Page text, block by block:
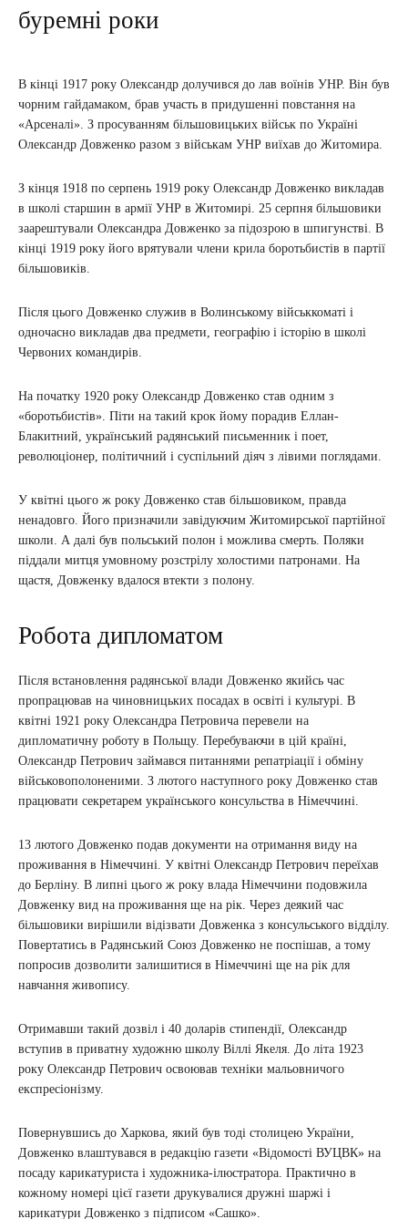
буремні роки
В кінці 1917 року Олександр долучився до лав воїнів УНР. Він був
чорним гайдамаком, брав участь в придушенні повстання на
«Арсеналі». З просуванням більшовицьких військ по Україні
Олександр Довженко разом з військам УНР виїхав до Житомира.
З кінця 1918 по серпень 1919 року Олександр Довженко викладав
в школі старшин в армії УНР в Житомирі. 25 серпня більшовики
заарештували Олександра Довженко за підозрою в шпигунстві. В
кінці 1919 року його врятували члени крила боротьбистів в партії
більшовиків.
Після цього Довженко служив в Волинському військкоматі і
одночасно викладав два предмети, географію і історію в школі
Червоних командирів.
На початку 1920 року Олександр Довженко став одним з
«боротьбистів». Піти на такий крок йому порадив Еллан-
Блакитний, український радянський письменник і поет,
революціонер, політичний і суспільний діяч з лівими поглядами.
У квітні цього ж року Довженко став більшовиком, правда
ненадовго. Його призначили завідуючим Житомирської партійної
школи. А далі був польський полон і можлива смерть. Поляки
піддали митця умовному розстрілу холостими патронами. На
щастя, Довженку вдалося втекти з полону.
Робота дипломатом
Після встановлення радянської влади Довженко якийсь час
пропрацював на чиновницьких посадах в освіті і культурі. В
квітні 1921 року Олександра Петровича перевели на
дипломатичну роботу в Польщу. Перебуваючи в цій країні,
Олександр Петрович займався питаннями репатріації і обміну
військовополоненими. З лютого наступного року Довженко став
працювати секретарем українського консульства в Німеччині.
13 лютого Довженко подав документи на отримання виду на
проживання в Німеччині. У квітні Олександр Петрович переїхав
до Берліну. В липні цього ж року влада Німеччини подовжила
Довженку вид на проживання ще на рік. Через деякий час
більшовики вирішили відізвати Довженка з консульського відділу.
Повертатись в Радянський Союз Довженко не поспішав, а тому
попросив дозволити залишитися в Німеччині ще на рік для
навчання живопису.
Отримавши такий дозвіл і 40 доларів стипендії, Олександр
вступив в приватну художню школу Віллі Якеля. До літа 1923
року Олександр Петрович освоював техніки мальовничого
експресіонізму.
Повернувшись до Харкова, який був тоді столицею України,
Довженко влаштувався в редакцію газети «Відомості ВУЦВК» на
посаду карикатуриста і художника-ілюстратора. Практично в
кожному номері цієї газети друкувалися дружні шаржі і
карикатури Довженко з підписом «Сашко».